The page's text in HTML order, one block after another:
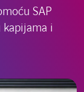
SAP
i